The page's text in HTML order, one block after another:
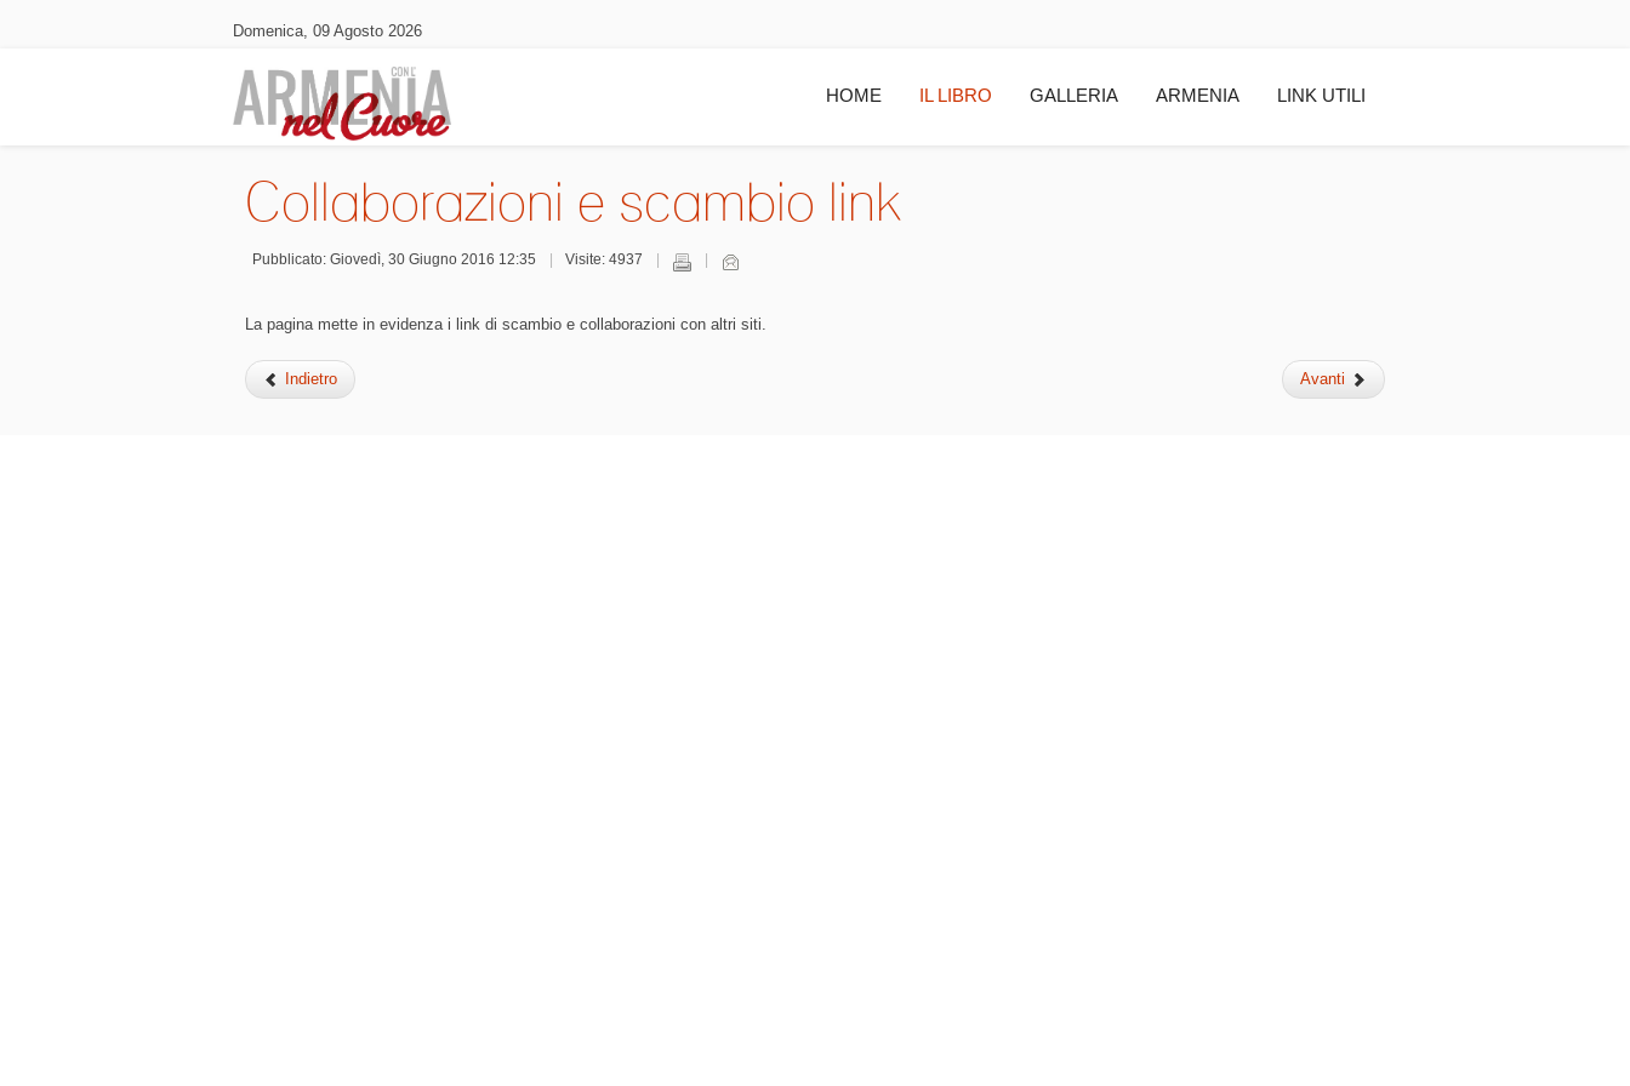
Domenica, 09 Agosto 2026
HOME IL LIBRO GALLERIA ARMENIA LINK UTILI
Collaborazioni e scambio link
Pubblicato: Giovedì, 30 Giugno 2016 12:35 Visite: 4937
La pagina mette in evidenza i link di scambio e collaborazioni con altri siti.
Indietro Avanti